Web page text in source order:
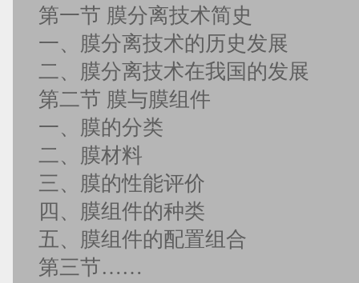
第一节 膜分离技术简史
一、膜分离技术的历史发展
二、膜分离技术在我国的发展
第二节 膜与膜组件
一、膜的分类
二、膜材料
三、膜的性能评价
四、膜组件的种类
五、膜组件的配置组合
第三节……